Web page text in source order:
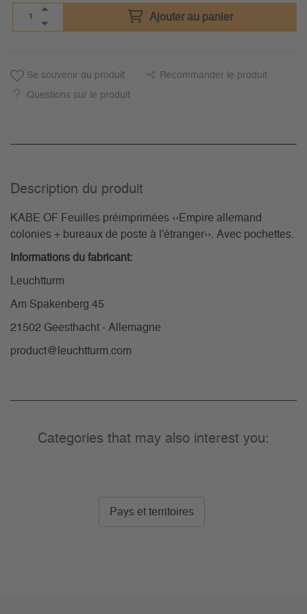
Ajouter au panier
Se souvenir du produit Recommander le produit
Questions sur le produit
Description du­ produit
KABE OF Feuilles préimprimées ‹‹Empire allemand
colonies + bureaux de poste à l'étranger››. Avec pochettes.
Informations du fabricant:
Leuchtturm
Am Spakenberg 45
21502 Geesthacht - Allemagne
product@leuchtturm.com
Categories that may also interest you:
Pays et territoires